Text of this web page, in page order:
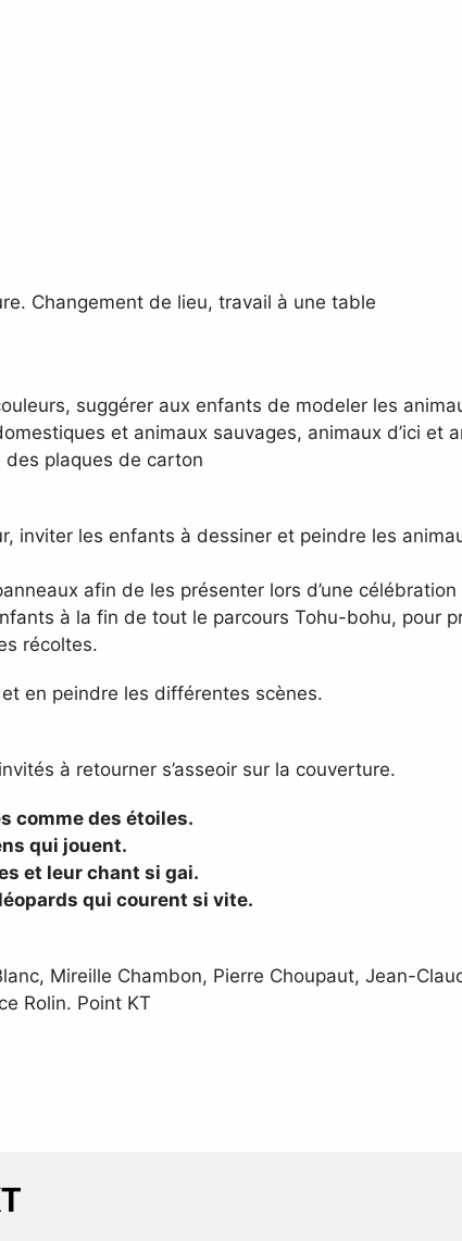
Changement de lieu, travail à une table
suggérer aux enfants de modeler les
et animaux sauvages, animaux d’ici et
des plaques de carton
inviter les enfants à dessiner et peindre les
afin de les présenter lors d’une célébration
à la fin de tout le parcours Tohu-bohu, pour
récoltes.
en peindre les différentes scènes.
à retourner s’asseoir sur la couverture.
comme des étoiles.
qui jouent.
et leur chant si gai.
qui courent si vite.
Mireille Chambon, Pierre Choupaut, Jean-
Rolin. Point KT